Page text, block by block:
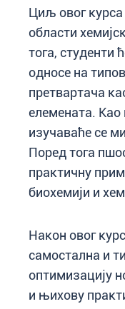
Циљ овог
области
тога, студенти
односе нa
претвартача
елемената. Као
изучаваће се
Поред тога
практичну
биохемији и
Након овог
самостална и
оптимизацију
и њихову